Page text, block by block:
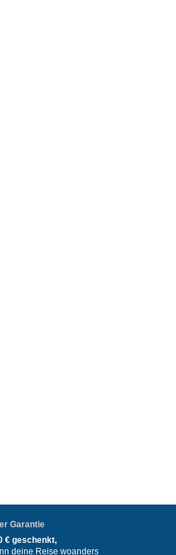
Garantie
€ geschenkt,
deine Reise woanders